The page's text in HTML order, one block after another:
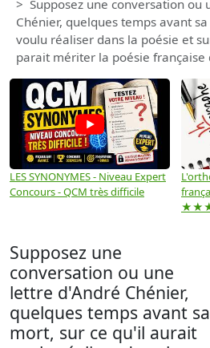
Supposez une conversation ou
Chénier, quelques temps avant
voulu réaliser dans la poésie et
parait mériter la poésie française
LES SYNONYMES - Niveau Expert
Concours - QCM très difficile
Supposez une
conversation ou une
lettre d'André Chénier,
quelques temps avant sa
mort, sur ce qu'il aurait